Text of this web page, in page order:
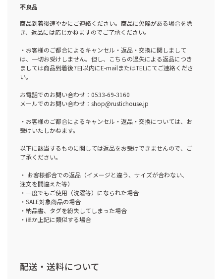
不良品
商品到着後速やかにご連絡ください。商品に欠陥がある場合を除
き、返品には応じかねますのでご了承ください。
・お客様のご都合によるキャンセル・返品・交換に関しまして
は、一切お受けしません。但し、こちらの過失による返品につき
ましては商品到着後7日以内にE-mailまたはTELにてご連絡くださ
い。
お電話でのお問い合わせ：0533-69-3160
メールでのお問い合わせ：shop@rustichouse.jp
・お客様のご都合によるキャンセル・返品・交換については、お
受けいたしかねます。
以下に該当するものに関しては返品をお受けできませんので、ご
了承ください。
・ お客様都合での返品（イメージと違う、サイズが合わない、
注文を間違えた等）
・一度でもご使用（洗濯等）になられた場合
・SALE対象商品の場合
・納品書、タグを紛失してしまった場合
・ほか上記に類似する場合
配送・送料について